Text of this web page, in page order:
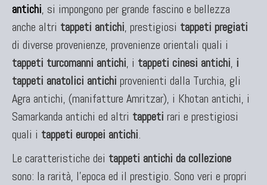
TAPPETI PER ARREDAMENTO
Tappeti Turchi Vecchi E Nuovi
Tappeti Turcomanni Vecchi E Nuovi
Tappeti Ghazni
Tappeti Beluci
Tappeti Dal Mondo
antichi, si impongono per grande fascino e bellezza
anche altri tappeti antichi, prestigiosi tappeti pregiati
di diverse provenienze, provenienze orientali quali i
tappeti turcomanni antichi, i tappeti cinesi antichi, i
tappeti anatolici antichi provenienti dalla Turchia, gli
Agra antichi, (manifatture Amritzar), i Khotan antichi, i
Samarkanda antichi ed altri tappeti rari e prestigiosi
quali i tappeti europei antichi.
Le caratteristiche dei tappeti antichi da collezione
sono: la rarità, l'epoca ed il prestigio. Sono veri e propri